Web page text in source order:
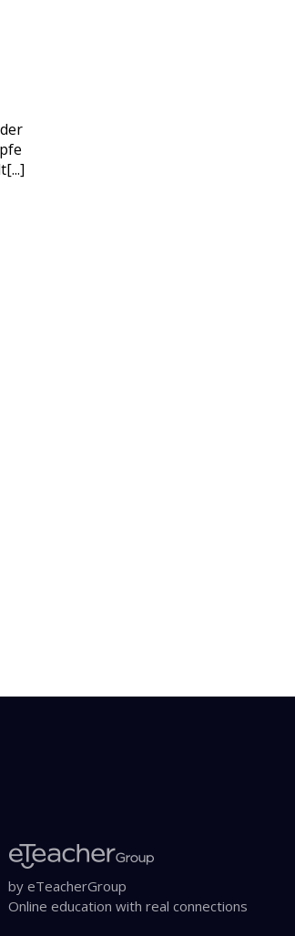
by eTeacherGroup
Online education with real connections